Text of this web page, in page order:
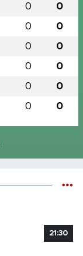
0 0
0 0
0 0
0 0
0 0
0 0
21:30